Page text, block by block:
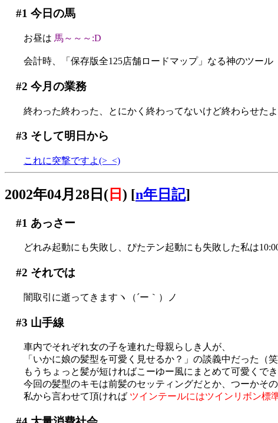
#1 今日の馬
お昼は 馬～～～:D
会計時、「保存版全125店舗ロードマップ」なる神のツー
#2 今月の業務
終わった終わった、とにかく終わってないけど終わらせた
#3 そして明日から
これに突撃ですよ(>_<)
2002年04月28日( 日 ) [n年日記]
#1 あっさー
どれみ起動にも失敗し、ぴたテン起動にも失敗した私は
#2 それでは
闇取引に逝ってきますヽ（´ー｀）ノ
#3 山手線
車内でそれぞれ女の子を連れた母親らしき人が、
「いかに娘の髪型を可愛く見せるか？」の談義中だった（笑
もうちょっと髪が短ければこーゆー風にまとめて可愛くでき
今回の髪型のキモは前髪のセッティングだとか、つーかそ
私から言わせて頂ければ ツインテールにはツインリボン標